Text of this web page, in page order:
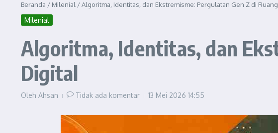
Beranda / Milenial /Algoritma, Identitas, dan Ekstremisme: Pergulatan Gen Z di
Milenial
Algoritma, Identitas, dan
Digital
Oleh Ahsan Tidak ada komentar 13 Mei 2026 14:55